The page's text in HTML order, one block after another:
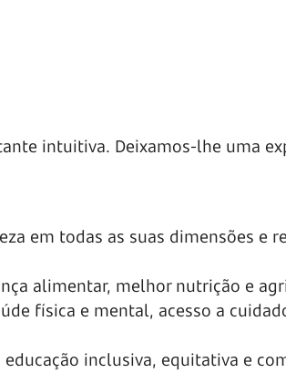
intuitiva. Deixamos-lhe uma
em todas as suas dimensões e
alimentar, melhor nutrição e
física e mental, acesso a
educação inclusiva, equitativa e